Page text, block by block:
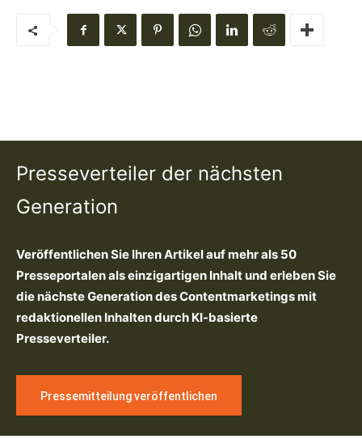
Presseverteiler der nächsten
Generation
Veröffentlichen Sie Ihren Artikel auf mehr als 50
Presseportalen als einzigartigen Inhalt und erleben Sie
die nächste Generation des Contentmarketings mit
redaktionellen Inhalten durch KI-basierte
Presseverteiler.
Pressemitteilung veröffentlichen